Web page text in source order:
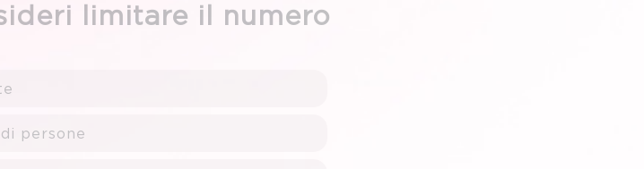
limitare il numero
persone